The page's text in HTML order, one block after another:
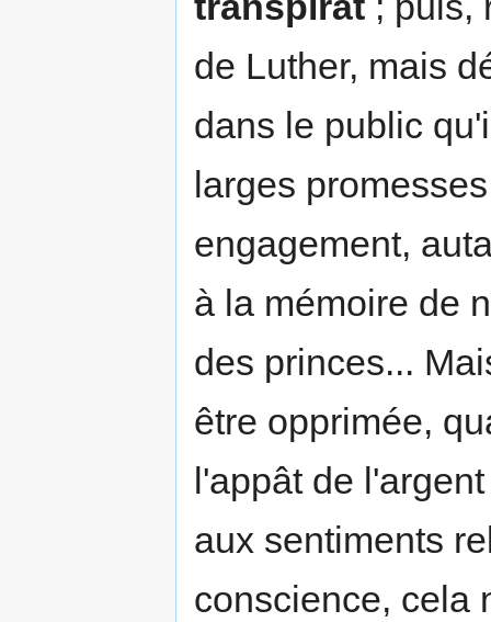
de Luther, mais
dans le public
larges
engagement,
à la mémoire de
des princes...
être opprimée,
l'appât de
aux sentiments
conscience, cela